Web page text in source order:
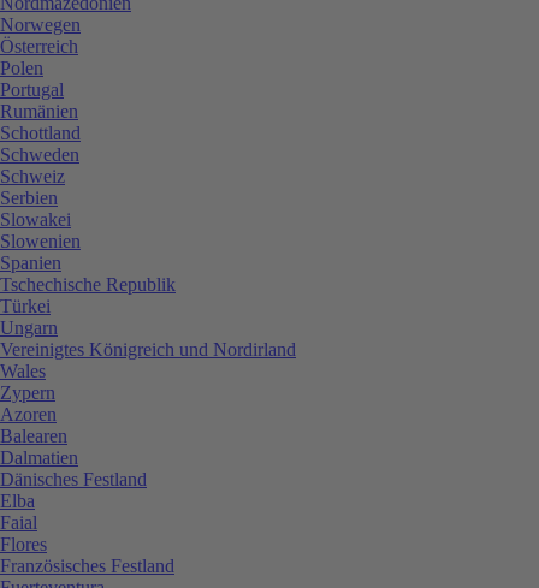
Norwegen
Österreich
Polen
Portugal
Rumänien
Schottland
Schweden
Schweiz
Serbien
Slowakei
Slowenien
Spanien
Tschechische Republik
Türkei
Ungarn
Vereinigtes Königreich und Nordirland
Wales
Zypern
Azoren
Balearen
Dalmatien
Dänisches Festland
Elba
Faial
Flores
Französisches Festland